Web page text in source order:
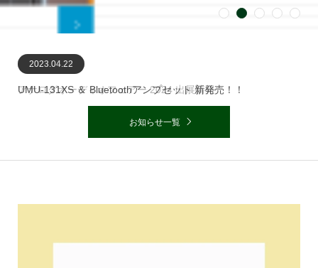
UMU-131XS ＆ Bluetoothアンプセット 新発売！！
お知らせ一覧